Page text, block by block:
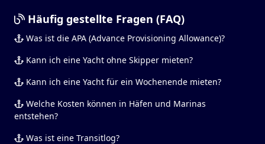
Häufig gestellte Fragen (FAQ)
Was ist die APA (Advance Provisioning Allowance)?
Kann ich eine Yacht ohne Skipper mieten?
Kann ich eine Yacht für ein Wochenende mieten?
Welche Kosten können in Häfen und Marinas
entstehen?
Was ist eine Transitlog?